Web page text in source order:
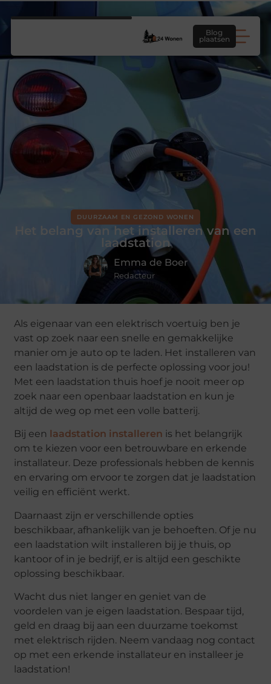
Blog
plaatsen
DUURZAAM EN GEZOND WONEN
Het belang van het installeren van een
laadstation
Emma de Boer
Redacteur
Als eigenaar van een elektrisch voertuig ben je
vast op zoek naar een snelle en gemakkelijke
manier om je auto op te laden. Het installeren van
een laadstation is de perfecte oplossing voor jou!
Met een laadstation thuis hoef je nooit meer op
zoek naar een openbaar laadstation en kun je
altijd de weg op met een volle batterij.
Bij een laadstation installeren is het belangrijk
om te kiezen voor een betrouwbare en erkende
installateur. Deze professionals hebben de kennis
en ervaring om ervoor te zorgen dat je laadstation
veilig en efficiënt werkt.
Daarnaast zijn er verschillende opties
beschikbaar, afhankelijk van je behoeften. Of je nu
een laadstation wilt installeren bij je thuis, op
kantoor of in je bedrijf, er is altijd een geschikte
oplossing beschikbaar.
Wacht dus niet langer en geniet van de
voordelen van je eigen laadstation. Bespaar tijd,
geld en draag bij aan een duurzame toekomst
met elektrisch rijden. Neem vandaag nog contact
op met een erkende installateur en installeer je
laadstation!